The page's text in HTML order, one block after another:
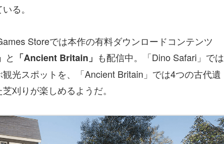
る。
Storeでは本作の有料ダウンロードコンテンツ
と 「Ancient Britain」 も配信中。「Dino Safari」では
光スポットを、「Ancient Britain」では4つの古代遺
刈りが楽しめるようだ。